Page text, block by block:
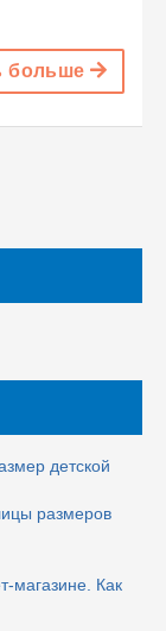
больше
детской
размеров
магазине. Как